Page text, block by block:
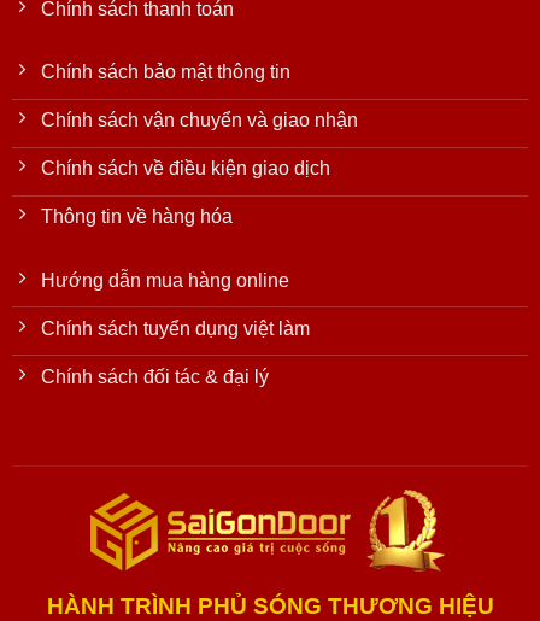
Chính sách thanh toán
Chính sách bảo mật thông tin
Chính sách vận chuyển và giao nhận
Chính sách về điều kiện giao dịch
Thông tin về hàng hóa
Hướng dẫn mua hàng online
Chính sách tuyển dụng việt làm
Chính sách đối tác & đại lý
HÀNH TRÌNH PHỦ SÓNG THƯƠNG HIỆU